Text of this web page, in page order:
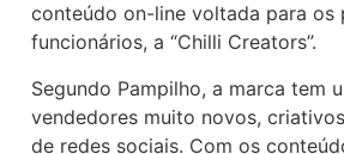
conteúdo on-line voltada para os
funcionários, a “Chilli Creators”.
Segundo Pampilho, a marca tem
vendedores muito novos, criativos
de redes sociais. Com os